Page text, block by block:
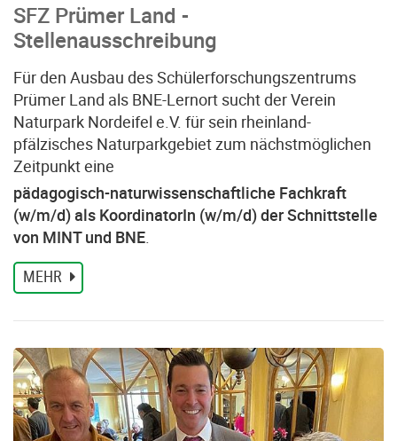
SFZ Prümer Land -
Stellenausschreibung
Für den Ausbau des Schülerforschungszentrums
Prümer Land als BNE-Lernort sucht der Verein
Naturpark Nordeifel e.V. für sein rheinland-
pfälzisches Naturparkgebiet zum nächstmöglichen
Zeitpunkt eine
pädagogisch-naturwissenschaftliche Fachkraft
(w/m/d) als KoordinatorIn (w/m/d) der Schnittstelle
von MINT und BNE.
MEHR